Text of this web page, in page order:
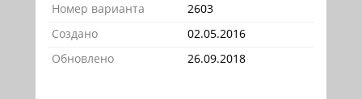
Номер варианта
2603
Создано
02.05.2016
Обновлено
26.09.2018